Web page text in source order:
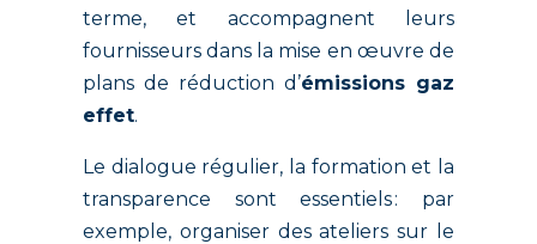
terme, et accompagnent leurs
fournisseurs dans la mise en œuvre de
plans de réduction d’émissions gaz
effet.
Le dialogue régulier, la formation et la
transparence sont essentiels : par
exemple, organiser des ateliers sur le